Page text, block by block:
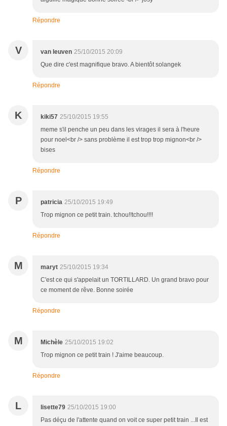
Répondre
V van leuven 25/10/2015 20:09
Que dire c'est magnifique bravo. A bientôt solangek
Répondre
K kiki57 25/10/2015 19:55
meme s'il penche un peu dans les virages il sera à l'heure
pour noel<br /> sans problème il est trop trop mignon<br />
bises
Répondre
P patricia 25/10/2015 19:49
Trop mignon ce petit train. tchou!!tchou!!!!
Répondre
M maryt 25/10/2015 19:34
C'est ce qui s'appelait un TORTILLARD. Un grand bravo pour
ce moment de rêve. Bonne soirée
Répondre
M Michèle 25/10/2015 19:02
Trop mignon ce petit train ! J'aime beaucoup.
Répondre
L lisette79 25/10/2015 19:00
Pas déçu de l'attente quand on voit ce super petit train ...Il est